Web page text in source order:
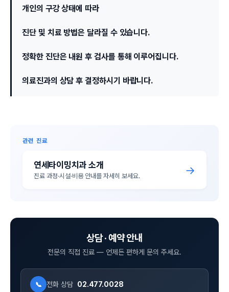
개인의 구강 상태에 따라
진단 및 치료 방법은 달라질 수 있습니다.
정확한 진단은 내원 후 검사를 통해 이루어집니다.
의료진과의 상담 후 결정하시기 바랍니다.
관련 진료
연세타이밍치과 소개
진료 과정·시설·비용 안내를 자세히 보세요. →
상담 · 예약 안내
전문의 직접 진료 — 언제든 편하게 문의 주세요.
📞 전화 상담 02.477.0028